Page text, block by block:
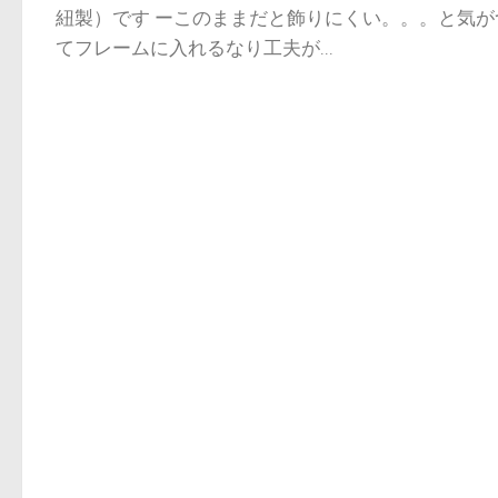
紐製）です ーこのままだと飾りにくい。。。と気
てフレームに入れるなり工夫が...